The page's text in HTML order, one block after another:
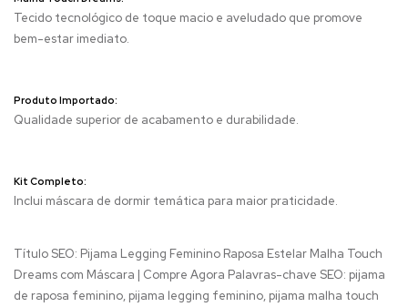
Tecido tecnológico de toque macio e aveludado que promove
bem-estar imediato.
Produto Importado:
Qualidade superior de acabamento e durabilidade.
Kit Completo:
Inclui máscara de dormir temática para maior praticidade.
Título SEO: Pijama Legging Feminino Raposa Estelar Malha Touch
Dreams com Máscara | Compre Agora Palavras-chave SEO: pijama
de raposa feminino, pijama legging feminino, pijama malha touch